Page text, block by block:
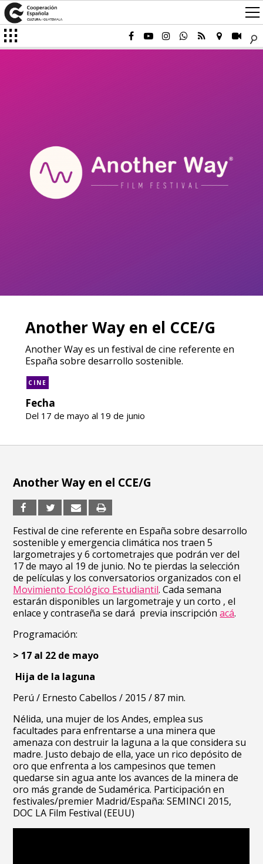
Another Way en el CCE/G
Another Way es un festival de cine referente en
España sobre desarrollo sostenible.
CINE
Fecha
Del 17 de mayo al 19 de junio
Another Way en el CCE/G
Festival de cine referente en España sobre desarrollo
sostenible y emergencia climática nos traen 5
largometrajes y 6 cortometrajes que podrán ver del
17 de mayo al 19 de junio. No te pierdas la selección
de películas y los conversatorios organizados con el
Movimiento Ecológico Estudiantil. Cada semana
estarán disponibles un largometraje y un corto , el
enlace y contraseña se dará previa inscripciónacá.
Programación:
> 17 al 22 de mayo
Hija de la laguna
Perú / Ernesto Cabellos / 2015 /87 min.
Nélida, una mujer de los Andes, emplea sus
facultades para enfrentarse a una minera que
amenaza con destruir la laguna a la que considera su
madre. Justo debajo de ella, yace un rico depósito de
oro que enfrenta a los campesinos que temen
quedarse sin agua ante los avances de la minera de
oro más grande de Sudamérica. Participación en
festivales/premier Madrid/España: SEMINCI 2015,
DOC LA Film Festival (EEUU)